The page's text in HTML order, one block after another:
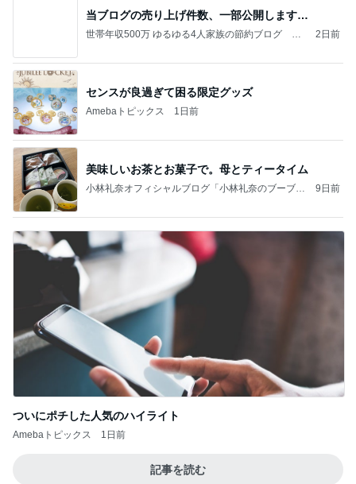
当ブログの売り上げ件数、一部公開します…
世帯年収500万 ゆるゆる4人家族の節約ブログ 〜
2日前
センスが良過ぎて困る限定グッズ
Amebaトピックス 1日前
美味しいお茶とお菓子で。母とティータイム
小林礼奈オフィシャルブログ「小林礼奈のブーブー
9日前
ついにポチした人気のハイライト
Amebaトピックス 1日前
記事を読む